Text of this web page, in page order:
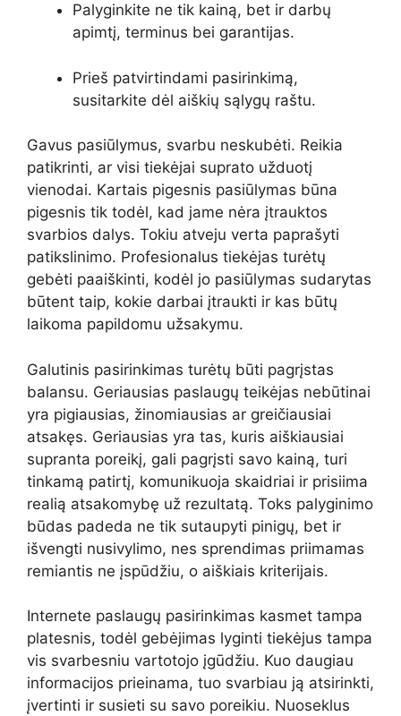
Palyginkite ne tik kainą, bet ir darbų
apimtį, terminus bei garantijas.
Prieš patvirtindami pasirinkimą,
susitarkite dėl aiškių sąlygų raštu.
Gavus pasiūlymus, svarbu neskubėti. Reikia
patikrinti, ar visi tiekėjai suprato užduotį
vienodai. Kartais pigesnis pasiūlymas būna
pigesnis tik todėl, kad jame nėra įtrauktos
svarbios dalys. Tokiu atveju verta paprašyti
patikslinimo. Profesionalus tiekėjas turėtų
gebėti paaiškinti, kodėl jo pasiūlymas sudarytas
būtent taip, kokie darbai įtraukti ir kas būtų
laikoma papildomu užsakymu.
Galutinis pasirinkimas turėtų būti pagrįstas
balansu. Geriausias paslaugų teikėjas nebūtinai
yra pigiausias, žinomiausias ar greičiausiai
atsakęs. Geriausias yra tas, kuris aiškiausiai
supranta poreikį, gali pagrįsti savo kainą, turi
tinkamą patirtį, komunikuoja skaidriai ir prisiima
realią atsakomybę už rezultatą. Toks palyginimo
būdas padeda ne tik sutaupyti pinigų, bet ir
išvengti nusivylimo, nes sprendimas priimamas
remiantis ne įspūdžiu, o aiškiais kriterijais.
Internete paslaugų pasirinkimas kasmet tampa
platesnis, todėl gebėjimas lyginti tiekėjus tampa
vis svarbesniu vartotojo įgūdžiu. Kuo daugiau
informacijos prieinama, tuo svarbiau ją atsirinkti,
įvertinti ir susieti su savo poreikiu. Nuoseklus